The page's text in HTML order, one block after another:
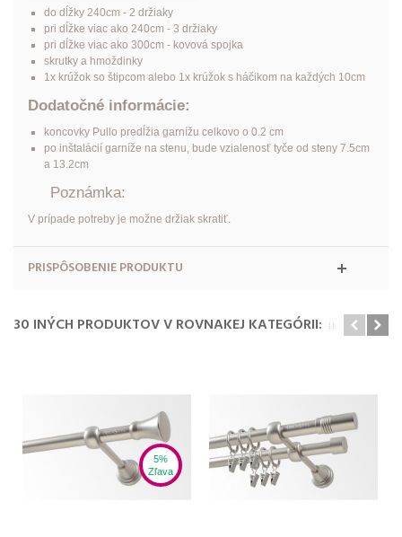
do dĺžky 240cm - 2 držiaky
pri dĺžke viac ako 240cm - 3 držiaky
pri dĺžke viac ako 300cm - kovová spojka
skrutky a hmoždinky
1x krúžok so štipcom alebo 1x krúžok s háčikom na každých 10cm
Dodatočné informácie:
koncovky Pullo predĺžia garnížu celkovo o 0.2 cm
po inštalácií garníže na stenu, bude vzialenosť tyče od steny 7.5cm
a 13.2cm
Poznámka:
V prípade potreby je možne držiak skratiť.
PRISPÔSOBENIE PRODUKTU
30 INÝCH PRODUKTOV V ROVNAKEJ KATEGÓRII:
5%
Zľava